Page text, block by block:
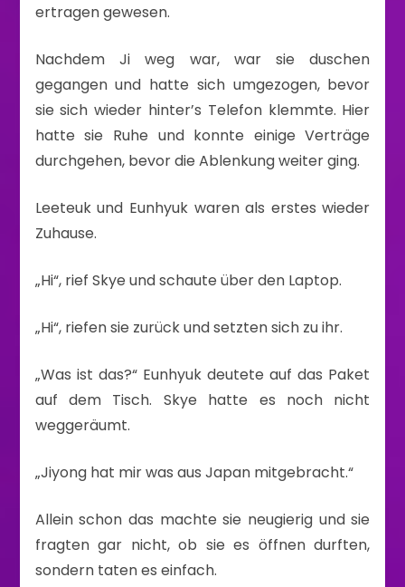
ertragen gewesen.
Nachdem Ji weg war, war sie duschen
gegangen und hatte sich umgezogen, bevor
sie sich wieder hinter’s Telefon klemmte. Hier
hatte sie Ruhe und konnte einige Verträge
durchgehen, bevor die Ablenkung weiter ging.
Leeteuk und Eunhyuk waren als erstes wieder
Zuhause.
„Hi“, rief Skye und schaute über den Laptop.
„Hi“, riefen sie zurück und setzten sich zu ihr.
„Was ist das?“ Eunhyuk deutete auf das Paket
auf dem Tisch. Skye hatte es noch nicht
weggeräumt.
„Jiyong hat mir was aus Japan mitgebracht.“
Allein schon das machte sie neugierig und sie
fragten gar nicht, ob sie es öffnen durften,
sondern taten es einfach.